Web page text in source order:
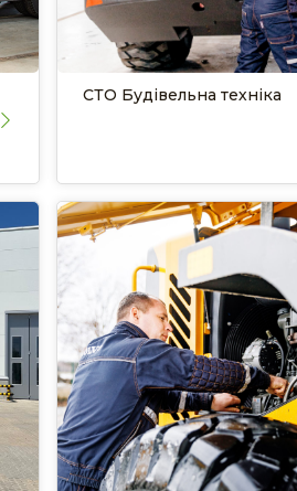
СТО Будівельна техніка